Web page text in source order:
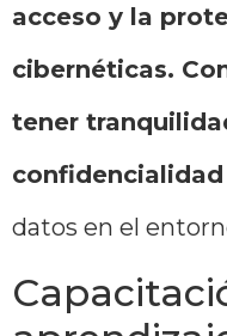
acceso y la
cibernéticas.
tener
confidencialidad
datos en el